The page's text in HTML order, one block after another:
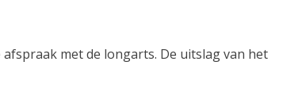
met de longarts. De uitslag van het